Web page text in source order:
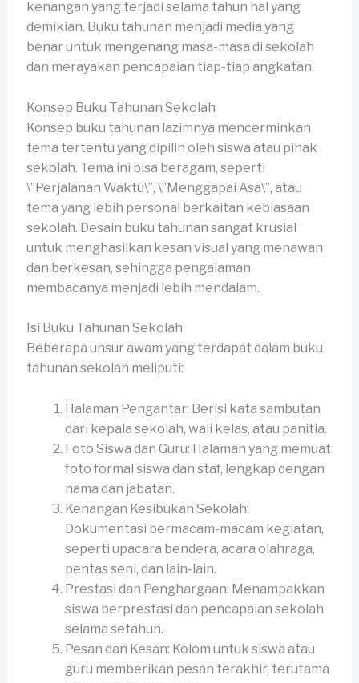
kenangan yang terjadi selama tahun hal yang
demikian. Buku tahunan menjadi media yang
benar untuk mengenang masa-masa di sekolah
dan merayakan pencapaian tiap-tiap angkatan.
Konsep Buku Tahunan Sekolah
Konsep buku tahunan lazimnya mencerminkan
tema tertentu yang dipilih oleh siswa atau pihak
sekolah. Tema ini bisa beragam, seperti
\”Perjalanan Waktu\”, \”Menggapai Asa\”, atau
tema yang lebih personal berkaitan kebiasaan
sekolah. Desain buku tahunan sangat krusial
untuk menghasilkan kesan visual yang menawan
dan berkesan, sehingga pengalaman
membacanya menjadi lebih mendalam.
Isi Buku Tahunan Sekolah
Beberapa unsur awam yang terdapat dalam buku
tahunan sekolah meliputi:
Halaman Pengantar: Berisi kata sambutan
dari kepala sekolah, wali kelas, atau panitia.
Foto Siswa dan Guru: Halaman yang memuat
foto formal siswa dan staf, lengkap dengan
nama dan jabatan.
Kenangan Kesibukan Sekolah:
Dokumentasi bermacam-macam kegiatan,
seperti upacara bendera, acara olahraga,
pentas seni, dan lain-lain.
Prestasi dan Penghargaan: Menampakkan
siswa berprestasi dan pencapaian sekolah
selama setahun.
Pesan dan Kesan: Kolom untuk siswa atau
guru memberikan pesan terakhir, terutama